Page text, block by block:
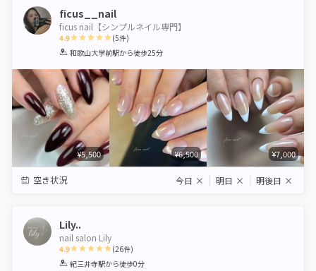
ficus__nail
ficus nail【シンプルネイル専門】
4.9
1 2 3 4 5
(5件)
和歌山大学前駅から徒歩25分
¥5,500 ¥6,500 ¥7,000
空き状況 今日 × 明日 × 明後日 ×
Lily..
nail salon Lily
4.9
1 2 3 4 5
(26件)
紀三井寺駅から徒歩0分